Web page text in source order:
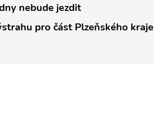
nebude jezdit
pro část Plzeňského kraje